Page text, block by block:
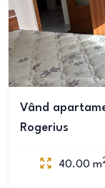
Vând
Rogerius
40.00 m